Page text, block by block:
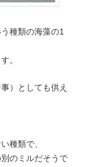
種類の海藻の1
。
）としても供え
種類で、
のミルだそうで